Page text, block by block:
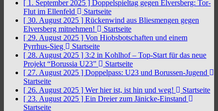
[ 1. September 2025 ] Doppelspieltag gegen Elversberg: Tor-
Flut im Ellenfeld
Startseite
[ 30. August 2025 ] Rückenwind aus Bliesmengen gegen
Elversberg mitnehmen!
Startseite
[ 29. August 2025 ] Von Hiobsbotschaften und einem
Pyrrhus-Sieg
Startseite
[ 28. August 2025 ] 3:2 in Kohlhof – Top-Start für das neue
Projekt “Borussia U23”
Startseite
[ 27. August 2025 ] Doppelpass: U23 und Borussen-Jugend
Startseite
[ 26. August 2025 ] Wer hier ist, ist hin und weg!
Startseite
[ 23. August 2025 ] Ein Dreier zum Jänicke-Einstand
Startseite